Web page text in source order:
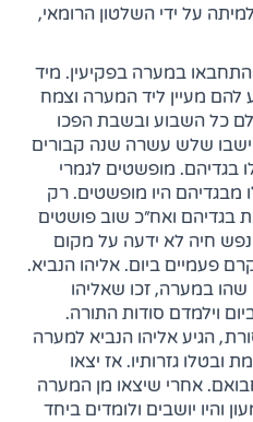
על ידי השלטון הרומאי,
במערה בפקיעין. מיד
מעיין ליד המערה וצמח
כל השבוע ובשבת הפכו
ישבו שלש עשרה שנה קבורים
בגדיהם. מופשטים לגמרי
מבגדיהם היו מופשטים. רק
בגדיהם ואח"כ שוב פושטים
חיה לא ידעה על מקום
פעמיים ביום. אליהו הנביא.
במערה, זכו שאליהו
וילמדם סודות התורה.
הגיע אליהו הנביא למערה
ובטלו גזרותיו. אז יצאו
אחרי שיצאו מן המערה
שמעון והיו יושבים ולומדים ביחד